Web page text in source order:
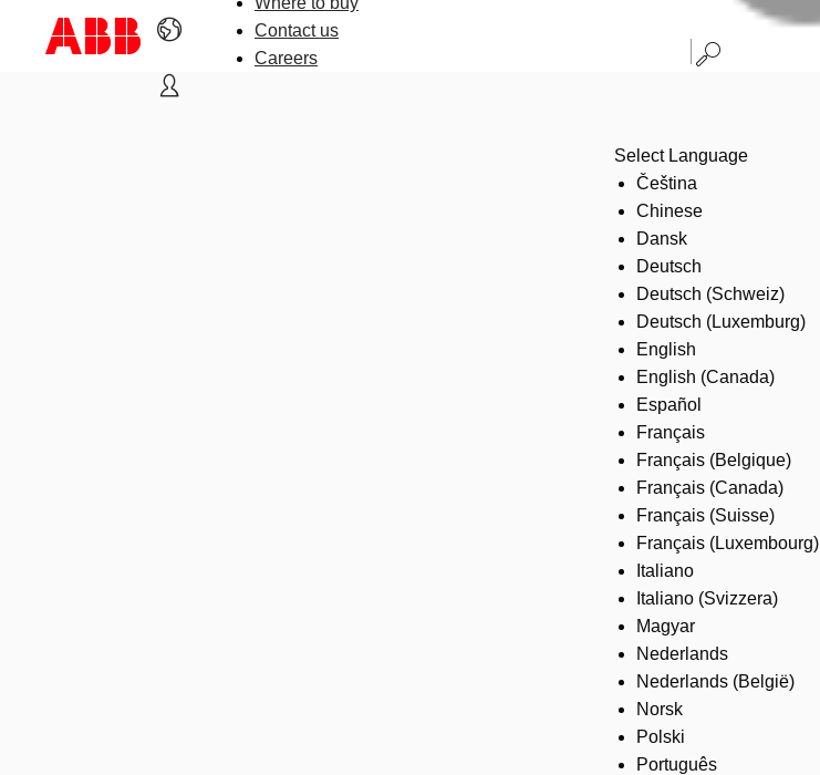
Contact us
Careers
Select Language
Čeština
Chinese
Dansk
Deutsch
Deutsch (Schweiz)
Deutsch (Luxemburg)
English
English (Canada)
Español
Français
Français (Belgique)
Français (Canada)
Français (Suisse)
Français (Luxembourg)
Italiano
Italiano (Svizzera)
Magyar
Nederlands
Nederlands (België)
Norsk
Polski
Português